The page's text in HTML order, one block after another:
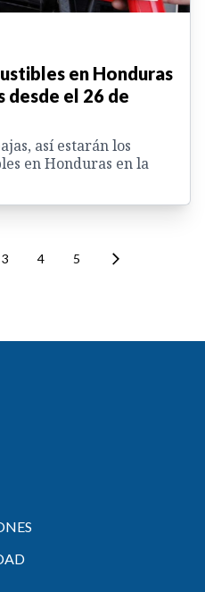
en Honduras
desde el 26 de
así estarán los
en Honduras en la
3 4 5